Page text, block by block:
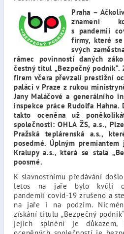
Praha –
znamení
s pandemií
firmy, které
svých
rámec povinností daných
čestný titul „Bezpečný
firem včera převzali prestižní
paláci v Praze z rukou
Jany Maláčové a generálního
inspekce práce Rudolfa
takto oceněna už
společnosti: OHLA ŽS, a.s.,
Pražská teplárenská a.s.,
posedmé. Úplným premiantem
Kralupy a.s., která se stala
poosmé.
K slavnostnímu předávání
letos na jaře bylo kvůli
pandemií covid-19 zrušeno a
na jaře i na podzim.
získání titulu „Bezpečný
jejich splnění je